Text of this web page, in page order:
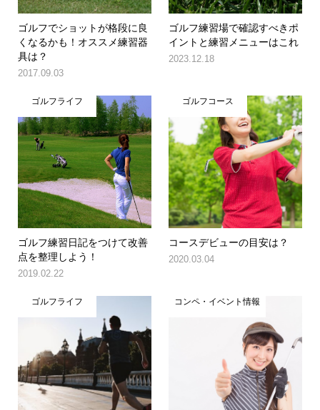
ゴルフでショットが格段に良
くなるかも！オススメ練習器
具は？
2017.09.03
ゴルフ練習場で確認すべきポ
イントと練習メニューはこれ
2023.12.18
ゴルフライフ
ゴルフ練習日記をつけて改善
点を整理しよう！
2019.02.22
ゴルフコース
コースデビューの目安は？
2020.03.04
ゴルフライフ コンペ・イベント情報